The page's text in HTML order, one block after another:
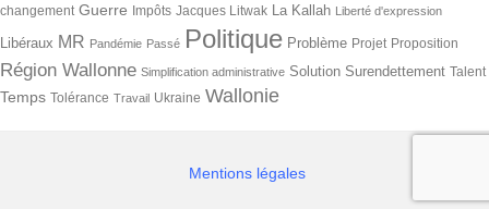
changement Guerre Impôts Jacques Litwak La Kallah Liberté d'expression
Libéraux MR Pandémie Passé Politique Problème Projet Proposition
Région Wallonne Simplification administrative Solution Surendettement Talent
Temps Tolérance Travail Ukraine Wallonie
Mentions légales